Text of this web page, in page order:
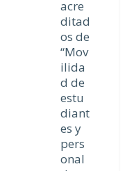
acre
ditad
os de
“Mov
ilida
d de
estu
diant
es y
pers
onal